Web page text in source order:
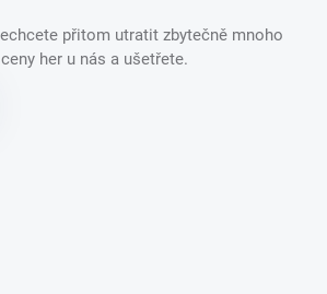
přitom utratit zbytečně mnoho
her u nás a ušetřete.